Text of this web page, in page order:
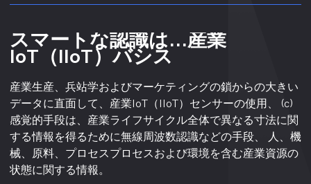
スマートな認識は...産業
IoT（IIoT）バシス
産業生産、兵站学およびマーケティングの鎖からの大きい
データに直面して、産業IoT（IIoT）センサーの使用、 (c)
感覚的手段は、産業ライフサイクル全体で異なる寸法に関
する情報を得るために無線周波数認識などの手段、 人、機
械、原料、プロセスプロセスおよび環境を含む産業資源の
状態に関する情報。
接続します。産業IoT（IIoT）前
提条件
産業用リソースは、有線または無線またはインターネット
で互いに簡単に、効率的に接続できます。産業IoT（IIoT）
(a)産業資源データを相互接続するための情報チャネル 機
械と機械、機械、人、機械、環境のつながりの広がりと深
さが広がりました。
数値モデリングは...産業
IoT（IIoT）方法論
デジタルモデリングは、産業資源をデジタル空間にマッピ
ングし、仮想世界における工業生産プロセスをシミュレー
トし、工業生産プロセスの全要素の抽象モデリングを実現
し、デジタル空間における強力な情報処理能力、産業
IoT（IIoT）物理的な産業チェーンの機能は有効な意思決定
を提供します。
リアルタイム解析は...産業
IoT（IIoT）意味
知覚された産業資源データに関して、技術的な分析手段に
よるデジタル空間でのリアルタイム処理、仮想空間と現実
空間における産業資源の状況の獲得、抽象データのさらな
る視覚化と可視化、および外部の物理エンティティティテ
ィティティに対するリアルタイム応答の完了について。
精密制御は...産業IoT（IIoT）ミ
ッション
産業資源、情報相互接続、デジタルモデリング、リアルタ
イム解析、産業資源の産業資源事業者、運用および情報や
り取り、シームレスな連携に理解できるコマンドへの変換
など、仮想空間に基づく意思決定
反復的な最適化はあります産業
IoT（IIoT）エフェクト
産業IoT（IIoT）システムは、産業資源の処理、分析および
保存によって、効果的で継承された知識ベース、モデルバ
ンクおよびリソースベースを作成する、継続的に学習し、
改善することができます。 (c) 最適な目的を達成するため
に、原材料、製造工程、製造工程、製造環境の生産を最適
化します。